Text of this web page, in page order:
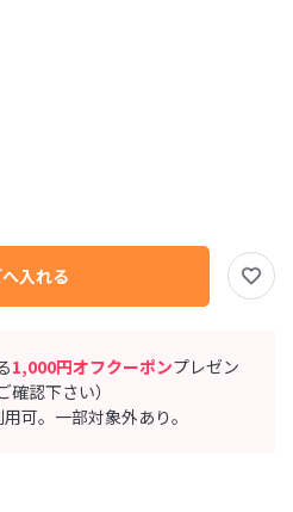
1,000円オフクーポンプレゼン
確認下さい）
可。一部対象外あり。